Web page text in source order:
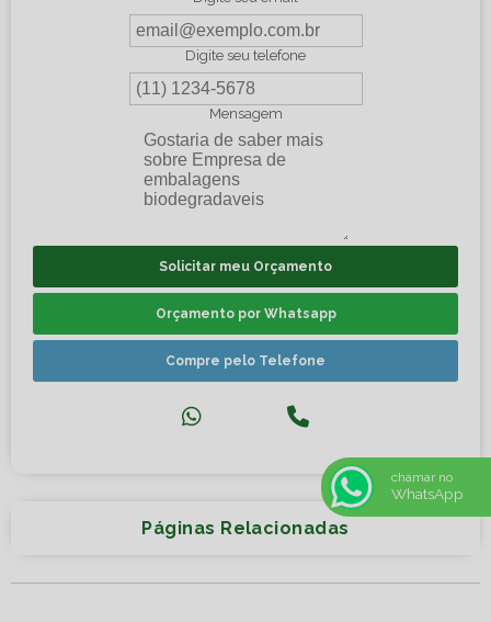
Digite seu telefone
Mensagem
Solicitar meu Orçamento
Orçamento por Whatsapp
Compre pelo Telefone
Páginas Relacionadas
chamar no
WhatsApp